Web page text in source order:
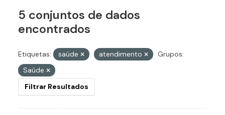
5 conjuntos de dados
encontrados
Etiquetas: saúde atendimento
Grupos:
Saúde
Filtrar Resultados